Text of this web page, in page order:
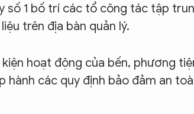
số 1 bố trí các tổ công tác tập
trên địa bàn quản lý.
hoạt động của bến, phương
hành các quy định bảo đảm an